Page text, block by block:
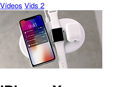
Vídeos Vids 2